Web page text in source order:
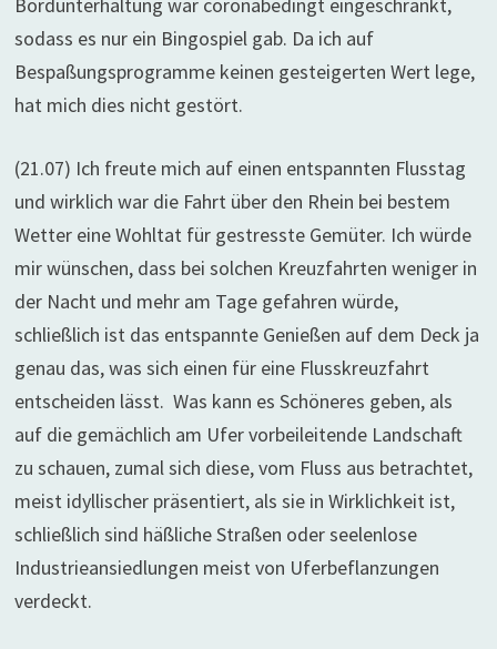
sodass es nur ein Bingospiel gab. Da ich auf
Bespaßungsprogramme keinen gesteigerten Wert lege,
hat mich dies nicht gestört.
(21.07) Ich freute mich auf einen entspannten Flusstag
und wirklich war die Fahrt über den Rhein bei bestem
Wetter eine Wohltat für gestresste Gemüter. Ich würde
mir wünschen, dass bei solchen Kreuzfahrten weniger in
der Nacht und mehr am Tage gefahren würde,
schließlich ist das entspannte Genießen auf dem Deck ja
genau das, was sich einen für eine Flusskreuzfahrt
entscheiden lässt. Was kann es Schöneres geben, als
auf die gemächlich am Ufer vorbeileitende Landschaft
zu schauen, zumal sich diese, vom Fluss aus betrachtet,
meist idyllischer präsentiert, als sie in Wirklichkeit ist,
schließlich sind häßliche Straßen oder seelenlose
Industrieansiedlungen meist von Uferbeflanzungen
verdeckt.